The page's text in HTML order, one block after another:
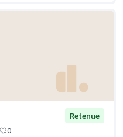
Retenue
0